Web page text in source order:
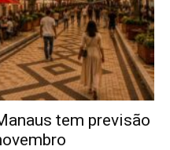
tem previsão